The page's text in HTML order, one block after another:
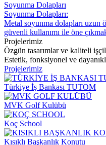
Soyunma Dolapları
Soyunma Dolapları:
Metal soyunma dolapları uzun
güvenli kullanımı ile öne
Projelerimiz
Özgün tasarımlar ve kaliteli
Estetik, fonksiyonel ve
Projelerimiz
Türkiye İş Bankası TUTOM
MVK Golf Kulübü
Koç School
Kısıklı Başkanlık Konutu